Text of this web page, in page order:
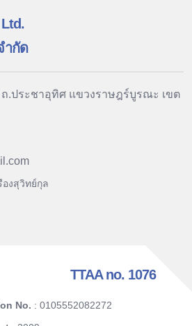
ำกัด
.ประชาอุทิศ แขวงราษฎร์บูรณะ เขต
งสุวิทย์กุล
TTAA no. 1076
No. : 0105552082272